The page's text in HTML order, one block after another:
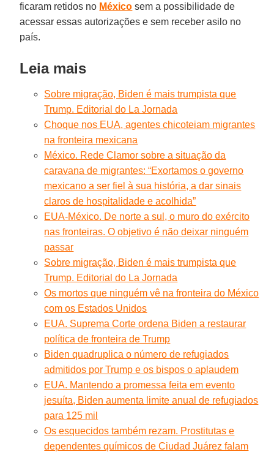
ficaram retidos no México sem a possibilidade de
acessar essas autorizações e sem receber asilo no
país.
Leia mais
Sobre migração, Biden é mais trumpista que
Trump. Editorial do La Jornada
Choque nos EUA, agentes chicoteiam migrantes
na fronteira mexicana
México. Rede Clamor sobre a situação da
caravana de migrantes: “Exortamos o governo
mexicano a ser fiel à sua história, a dar sinais
claros de hospitalidade e acolhida”
EUA-México. De norte a sul, o muro do exército
nas fronteiras. O objetivo é não deixar ninguém
passar
Sobre migração, Biden é mais trumpista que
Trump. Editorial do La Jornada
Os mortos que ninguém vê na fronteira do México
com os Estados Unidos
EUA. Suprema Corte ordena Biden a restaurar
política de fronteira de Trump
Biden quadruplica o número de refugiados
admitidos por Trump e os bispos o aplaudem
EUA. Mantendo a promessa feita em evento
jesuíta, Biden aumenta limite anual de refugiados
para 125 mil
Os esquecidos também rezam. Prostitutas e
dependentes químicos de Ciudad Juárez falam